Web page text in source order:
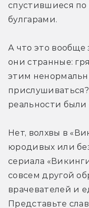
спустившиеся по
булгарами.
А что это вообще
они странные:
этим
реальности
Нет, волхвы в
юродивых или
сериала
совсем другой
врачевателей и
Представьте